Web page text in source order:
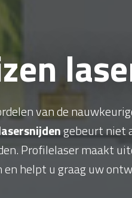
van de
gebeurt niet
Profilelaser maakt
helpt u graag uw